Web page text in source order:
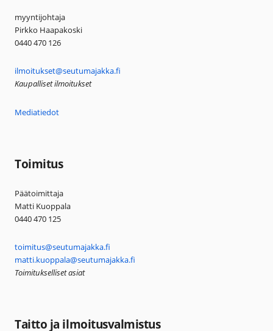
myyntijohtaja
Pirkko Haapakoski
0440 470 126
ilmoitukset@seutumajakka.fi
Kaupalliset ilmoitukset
Mediatiedot
Toimitus
Päätoimittaja
Matti Kuoppala
0440 470 125
toimitus@seutumajakka.fi
matti.kuoppala@seutumajakka.fi
Toimitukselliset asiat
Taitto ja ilmoitusvalmistus